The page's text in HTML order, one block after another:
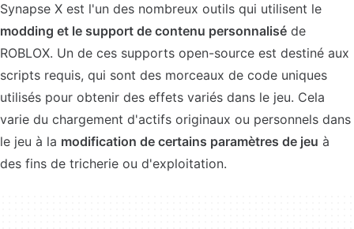
Synapse X est l'un des nombreux outils qui utilisent le
modding et le support de contenu personnalisé de
ROBLOX. Un de ces supports open-source est destiné aux
scripts requis, qui sont des morceaux de code uniques
utilisés pour obtenir des effets variés dans le jeu. Cela
varie du chargement d'actifs originaux ou personnels dans
le jeu à la modification de certains paramètres de jeu à
des fins de tricherie ou d'exploitation.